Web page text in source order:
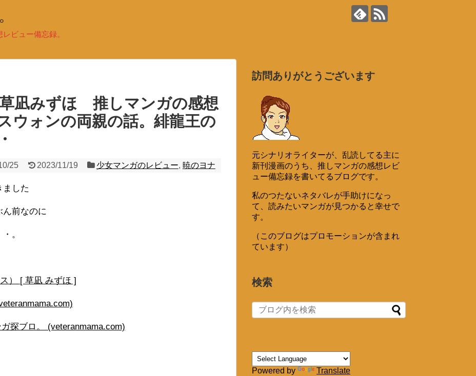
ビュー備忘録。
凪みずほ 推しマンガの感想
ウォンの両親の話。緋龍王の
25 2023/11/19 少女マンガのレビュー, 暁のヨナ
ました
ん前なのに
。
） [ 草凪 みずほ ]
探ブロ。 (veteranmama.com)
訪問ありがとうございます
元シナリオライターが、乱読してる主に
新刊漫画のうち、推しマンガの感想レビ
ュー備忘録を書いてるブログです。
私のつたないネタバレが手助けになっ
て、読みたいマンガが見つかると幸せで
す。
（このブログはプロモーションが含まれ
ています）
検索
Powered by Translate